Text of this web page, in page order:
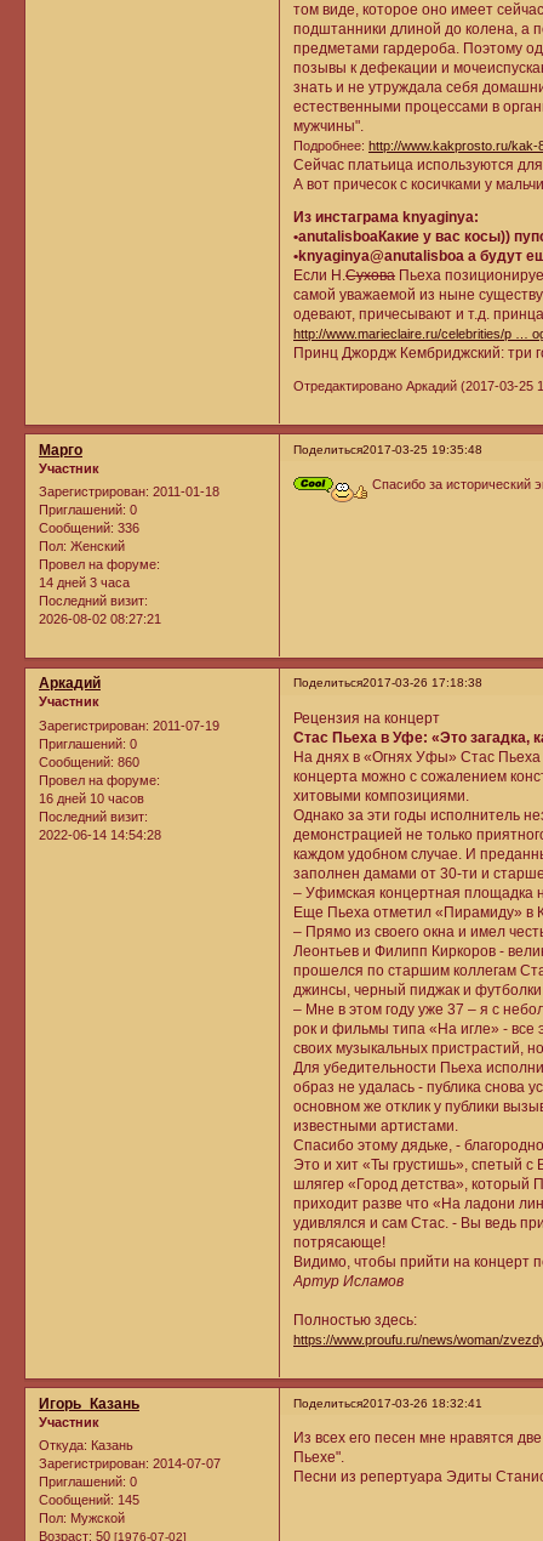
том виде, которое оно имеет
подштанники длиной до колена, а
предметами гардероба. Поэтому
позывы к дефекации и
знать и не утруждала себя
естественными процессами в
мужчины".
Подробнее:http://www.kakprosto.ru/
Сейчас платьица используются
А вот причесок с косичками у
Из инстаграма knyaginya:
•anutalisboaКакие у вас косы))
•knyaginya@anutalisboa а будут
Если Н.Сухова Пьеха
самой уважаемой из ныне
одевают, причесывают и т.д.
http://www.marieclaire.ru/celebrities/p …
Принц Джордж Кембриджский: три
Отредактировано Аркадий (2017-03-25
Поделиться2017-03-25 19:35:48
Марго
Участник
Зарегистрирован: 2011-01-18
Приглашений: 0
Сообщений: 336
Пол: Женский
Провел на форуме:
14 дней 3 часа
Последний визит:
2026-08-02 08:27:21
Спасибо за исторический
Поделиться2017-03-26 17:18:38
Аркадий
Участник
Зарегистрирован: 2011-07-19
Приглашений: 0
Сообщений: 860
Провел на форуме:
16 дней 10 часов
Последний визит:
2022-06-14 14:54:28
Рецензия на концерт
Стас Пьеха в Уфе: «Это загадка,
На днях в «Огнях Уфы» Стас Пьеха
концерта можно с сожалением
хитовыми композициями.
Однако за эти годы исполнитель
демонстрацией не только
каждом удобном случае. И
заполнен дамами от 30-ти и
– Уфимская концертная площадка
Еще Пьеха отметил «Пирамиду» в
– Прямо из своего окна и имел
Леонтьев и Филипп Киркоров -
прошелся по старшим коллегам
джинсы, черный пиджак и
– Мне в этом году уже 37 – я с
рок и фильмы типа «На игле» - все
своих музыкальных пристрастий,
Для убедительности Пьеха
образ не удалась - публика
основном же отклик у публики
известными артистами.
Спасибо этому дядьке, -
Это и хит «Ты грустишь», спетый
шлягер «Город детства», который
приходит разве что «На ладони
удивлялся и сам Стас. - Вы ведь
потрясающе!
Видимо, чтобы прийти на концерт
Артур Исламов
Полностью здесь:
https://www.proufu.ru/news/woman/
Поделиться2017-03-26 18:32:41
Игорь_Казань
Участник
Откуда: Казань
Зарегистрирован: 2014-07-07
Приглашений: 0
Сообщений: 145
Пол: Мужской
Возраст: 50 [1976-07-02]
Из всех его песен мне нравятся
Пьехе".
Песни из репертуара Эдиты